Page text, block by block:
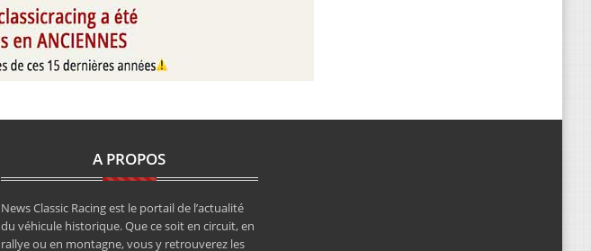
A PROPOS
News Classic Racing est le portail de l’actualité
du véhicule historique. Que ce soit en circuit, en
rallye ou en montagne, vous y retrouverez les